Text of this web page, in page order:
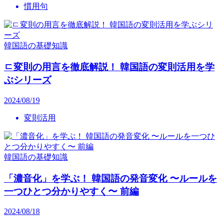
慣用句
韓国語の基礎知識
ㄷ変則の用言を徹底解説！ 韓国語の変則活用を学
ぶシリーズ
2024/08/19
変則活用
韓国語の基礎知識
「濃音化」を学ぶ！ 韓国語の発音変化 〜ルールを
一つひとつ分かりやすく〜 前編
2024/08/18